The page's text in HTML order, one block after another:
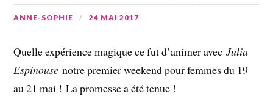
ANNE-SOPHIE 24 MAI 2017
Quelle expérience magique ce fut d’animer avecJulia
Espinouse notre premier weekend pour femmes du 19
au 21 mai ! La promesse a été tenue !